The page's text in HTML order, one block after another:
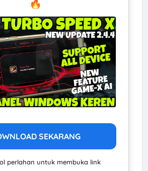
🔥
SEKARANG
perlahan untuk membuka link